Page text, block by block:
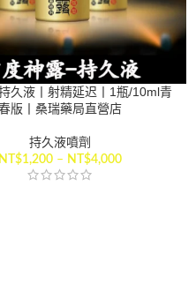
久液丨射精延迟丨1瓶/10ml青
版丨桑瑞藥局直營店
持久液噴劑
1,200 – NT$4,000